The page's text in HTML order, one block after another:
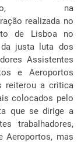
na
realizada no
de Lisboa no
justa luta dos
Assistentes
e Aeroportos
reiterou a critica
colocados pelo
que se dirige a
trabalhadores,
Aeroportos, mas